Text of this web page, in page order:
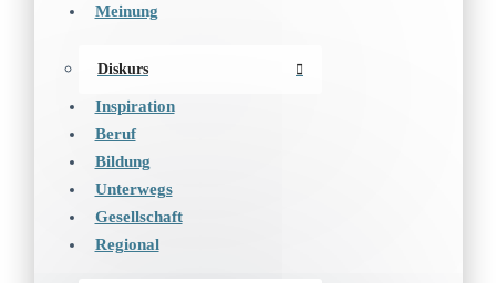
Meinung
Diskurs
Inspiration
Beruf
Bildung
Unterwegs
Gesellschaft
Regional